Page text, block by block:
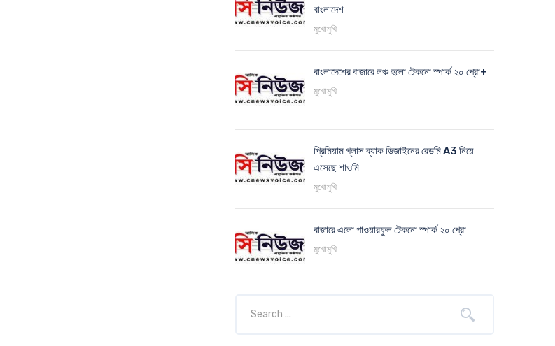
বাংলাদেশ
মুখোমুখি
বাংলাদেশের বাজারে লঞ্চ হলো টেকনো স্পার্ক ২০ প্রো+
মুখোমুখি
প্রিমিয়াম গ্লাস ব্যাক ডিজাইনের রেডমি A3 নিয়ে
এসেছে শাওমি
মুখোমুখি
বাজারে এলো পাওয়ারফুল টেকনো স্পার্ক ২০ প্রো
মুখোমুখি